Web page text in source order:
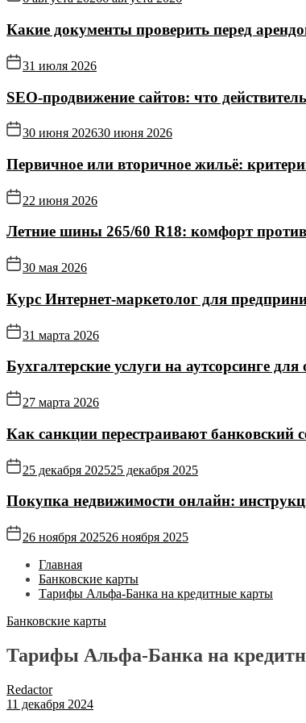
Какие документы проверить перед
31 июля 2026
SEO-продвижение сайтов: что
30 июня 202630 июня 2026
Первичное или вторичное жильё:
22 июня 2026
Летние шины 265/60 R18: комфорт
30 мая 2026
Курс Интернет‑маркетолог для
31 марта 2026
Бухгалтерские услуги на аутсорсинге
27 марта 2026
Как санкции перестраивают банковский
25 декабря 202525 декабря 2025
Покупка недвижимости онлайн:
26 ноября 202526 ноября 2025
Главная
Банковские карты
Тарифы Альфа-Банка на кредитные карты
Банковские карты
Тарифы Альфа-Банка на
Redactor
11 декабря 2024